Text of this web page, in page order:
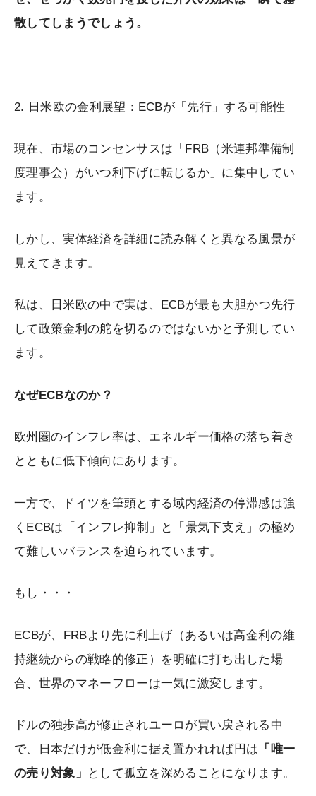
散してしまうでしょう。
2. 日米欧の金利展望：ECBが「先行」する可能性
現在、市場のコンセンサスは「FRB（米連邦準備制
度理事会）がいつ利下げに転じるか」に集中してい
ます。
しかし、実体経済を詳細に読み解くと異なる風景が
見えてきます。
私は、日米欧の中で実は、ECBが最も大胆かつ先行
して政策金利の舵を切るのではないかと予測してい
ます。
なぜECBなのか？
欧州圏のインフレ率は、エネルギー価格の落ち着き
とともに低下傾向にあります。
一方で、ドイツを筆頭とする域内経済の停滞感は強
くECBは「インフレ抑制」と「景気下支え」の極め
て難しいバランスを迫られています。
もし・・・
ECBが、FRBより先に利上げ（あるいは高金利の維
持継続からの戦略的修正）を明確に打ち出した場
合、世界のマネーフローは一気に激変します。
ドルの独歩高が修正されユーロが買い戻される中
で、日本だけが低金利に据え置かれれば円は 「唯一
の売り対象」
として孤立を深めることになります。